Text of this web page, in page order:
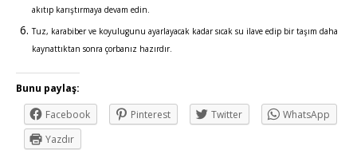
akıtıp karıştırmaya devam edin.
Tuz, karabiber ve koyulugunu ayarlayacak kadar sıcak su ilave edip bir taşım daha
kaynattıktan sonra çorbanız hazırdır.
Bunu paylaş:
Facebook
Pinterest Twitter
WhatsApp
Yazdır